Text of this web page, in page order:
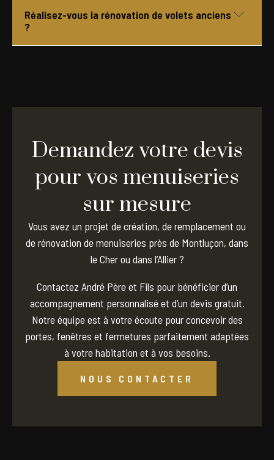
aux alentours de Montluçon, Commentry, Huriel ou Néris-
Réalisez-vous la rénovation de volets anciens
?
Demandez votre devis
pour vos menuiseries
sur mesure
Vous avez un projet de création, de remplacement ou
de rénovation de menuiseries près de Montluçon, dans
le Cher ou dans l’Allier ?
Contactez André Père et Fils pour bénéficier d’un
accompagnement personnalisé et d’un devis gratuit.
Notre équipe est à votre écoute pour concevoir des
portes, fenêtres et fermetures parfaitement adaptées
à votre habitation et à vos besoins.
NOUS CONTACTER